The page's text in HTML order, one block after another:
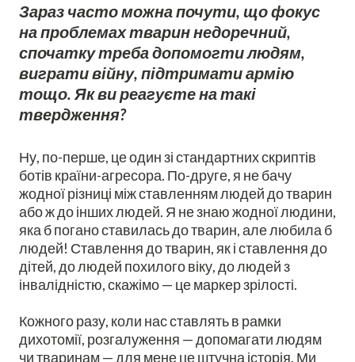
Зараз часто можна почути, що фокус
на проблемах тварин недоречний,
спочатку треба допомогти людям,
виграти війну, підтримати армію
тощо. Як ви реагуєте на такі
твердження?
Ну, по-перше, це один зі стандартних скриптів
ботів країни-агресора. По-друге, я не бачу
жодної різниці між ставленням людей до тварин
або ж до інших людей. Я не знаю жодної людини,
яка б погано ставилась до тварин, але любила б
людей! Ставлення до тварин, як і ставлення до
дітей, до людей похилого віку, до людей з
інвалідністю, скажімо — це маркер зрілості.
Кожного разу, коли нас ставлять в рамки
дихотомії, розгалуження — допомагати людям
чи тваринам — для мене це штучна історія. Ми